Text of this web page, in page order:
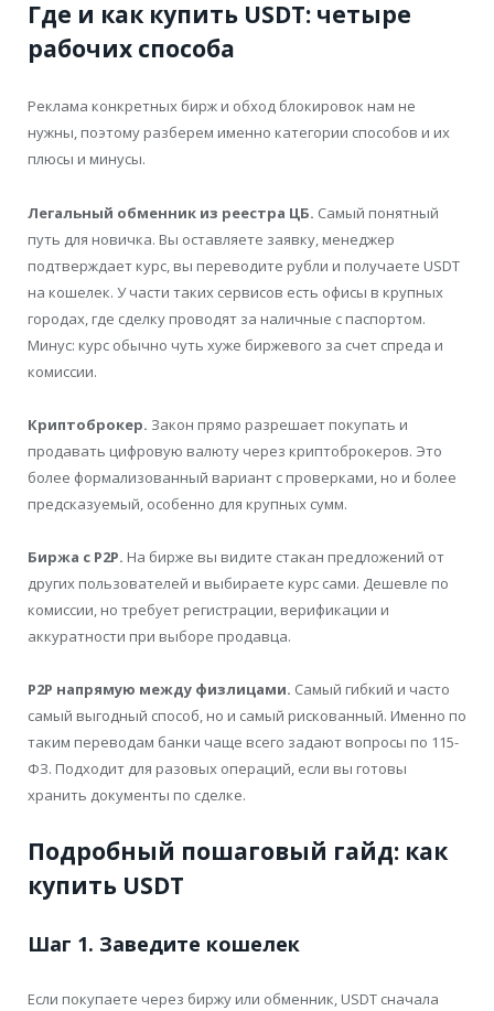
Где и как купить USDT: четыре
рабочих способа
Реклама конкретных бирж и обход блокировок нам не
нужны, поэтому разберем именно категории способов и их
плюсы и минусы.
Легальный обменник из реестра ЦБ. Самый понятный
путь для новичка. Вы оставляете заявку, менеджер
подтверждает курс, вы переводите рубли и получаете USDT
на кошелек. У части таких сервисов есть офисы в крупных
городах, где сделку проводят за наличные с паспортом.
Минус: курс обычно чуть хуже биржевого за счет спреда и
комиссии.
Криптоброкер. Закон прямо разрешает покупать и
продавать цифровую валюту через криптоброкеров. Это
более формализованный вариант с проверками, но и более
предсказуемый, особенно для крупных сумм.
Биржа с P2P. На бирже вы видите стакан предложений от
других пользователей и выбираете курс сами. Дешевле по
комиссии, но требует регистрации, верификации и
аккуратности при выборе продавца.
P2P напрямую между физлицами. Самый гибкий и часто
самый выгодный способ, но и самый рискованный. Именно по
таким переводам банки чаще всего задают вопросы по 115-
ФЗ. Подходит для разовых операций, если вы готовы
хранить документы по сделке.
Подробный пошаговый гайд: как
купить USDT
Шаг 1. Заведите кошелек
Если покупаете через биржу или обменник, USDT сначала